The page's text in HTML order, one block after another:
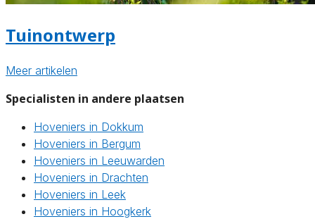
Tuinontwerp
Meer artikelen
Specialisten in andere plaatsen
Hoveniers in Dokkum
Hoveniers in Bergum
Hoveniers in Leeuwarden
Hoveniers in Drachten
Hoveniers in Leek
Hoveniers in Hoogkerk